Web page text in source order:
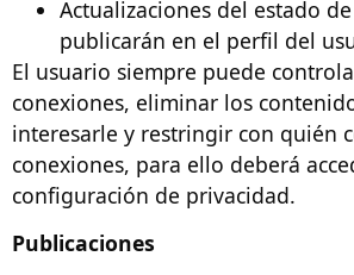
Actualizaciones del estado
publicarán en el perfil del
El usuario siempre puede
conexiones, eliminar los
interesarle y restringir con quién
conexiones, para ello deberá
configuración de privacidad.
Publicaciones